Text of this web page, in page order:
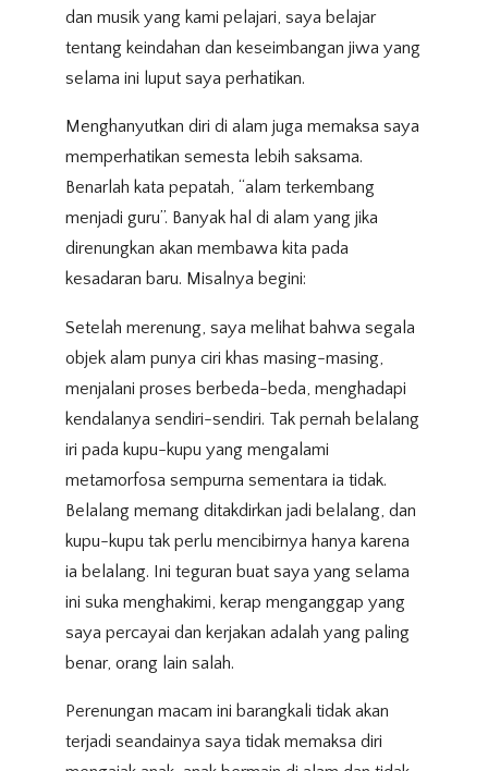
dan musik yang kami pelajari, saya belajar
tentang keindahan dan keseimbangan jiwa yang
selama ini luput saya perhatikan.
Menghanyutkan diri di alam juga memaksa saya
memperhatikan semesta lebih saksama.
Benarlah kata pepatah, “alam terkembang
menjadi guru”. Banyak hal di alam yang jika
direnungkan akan membawa kita pada
kesadaran baru. Misalnya begini:
Setelah merenung, saya melihat bahwa segala
objek alam punya ciri khas masing-masing,
menjalani proses berbeda-beda, menghadapi
kendalanya sendiri-sendiri. Tak pernah belalang
iri pada kupu-kupu yang mengalami
metamorfosa sempurna sementara ia tidak.
Belalang memang ditakdirkan jadi belalang, dan
kupu-kupu tak perlu mencibirnya hanya karena
ia belalang. Ini teguran buat saya yang selama
ini suka menghakimi, kerap menganggap yang
saya percayai dan kerjakan adalah yang paling
benar, orang lain salah.
Perenungan macam ini barangkali tidak akan
terjadi seandainya saya tidak memaksa diri